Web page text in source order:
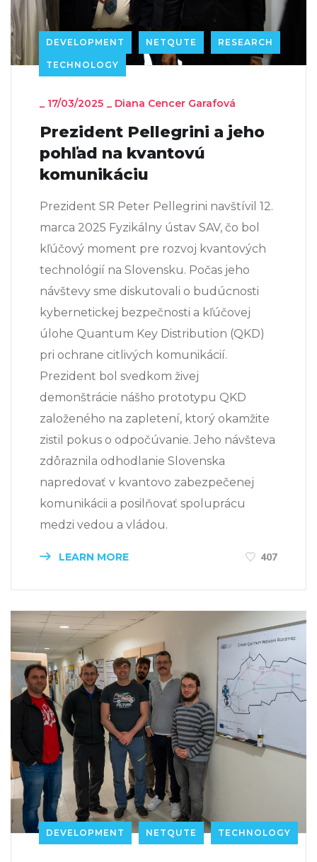
DEVELOPMENT NETQUTE RESEARCH
TECHNOLOGY
_ 17/03/2025 _ Diana Cencer Garafová
Prezident Pellegrini a jeho
pohľad na kvantovú
komunikáciu
Prezident SR Peter Pellegrini navštívil 12.
marca 2025 Fyzikálny ústav SAV, čo bol
kľúčový moment pre rozvoj kvantových
technológií na Slovensku. Počas jeho
návštevy sme diskutovali o budúcnosti
kybernetickej bezpečnosti a kľúčovej
úlohe Quantum Key Distribution (QKD)
pri ochrane citlivých komunikácií.
Prezident bol svedkom živej
demonštrácie nášho prototypu QKD
založeného na zapletení, ktorý okamžite
zistil pokus o odpočúvanie. Jeho návšteva
zdôraznila odhodlanie Slovenska
napredovať v kvantovo zabezpečenej
komunikácii a posilňovať spoluprácu
medzi vedou a vládou.
LEARN MORE 407
DEVELOPMENT NETQUTE TECHNOLOGY